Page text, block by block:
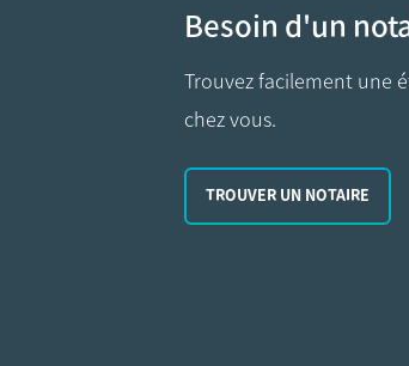
Besoin d'un
Trouvez facilement une
chez vous.
TROUVER UN NOTAIRE